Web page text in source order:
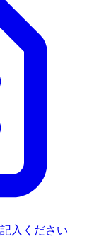
入ください